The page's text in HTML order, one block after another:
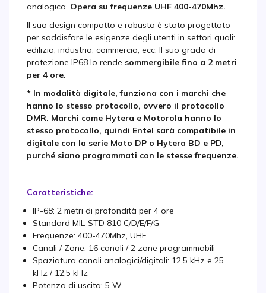
analogica. Opera su frequenze UHF 400-470Mhz.
Il suo design compatto e robusto è stato progettato
per soddisfare le esigenze degli utenti in settori quali:
edilizia, industria, commercio, ecc. Il suo grado di
protezione IP68 lo rende sommergibile fino a 2 metri
per 4 ore.
* In modalità digitale, funziona con i marchi che
hanno lo stesso protocollo, ovvero il protocollo
DMR. Marchi come Hytera e Motorola hanno lo
stesso protocollo, quindi Entel sarà compatibile in
digitale con la serie Moto DP o Hytera BD e PD,
purché siano programmati con le stesse frequenze.
Caratteristiche:
IP-68: 2 metri di profondità per 4 ore
Standard MIL-STD 810 C/D/E/F/G
Frequenze: 400-470Mhz, UHF.
Canali / Zone: 16 canali / 2 zone programmabili
Spaziatura canali analogici/digitali: 12,5 kHz e 25
kHz / 12,5 kHz
Potenza di uscita: 5 W